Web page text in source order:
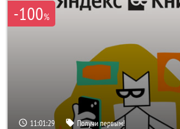
-100%
11:01:28 Получи первым!